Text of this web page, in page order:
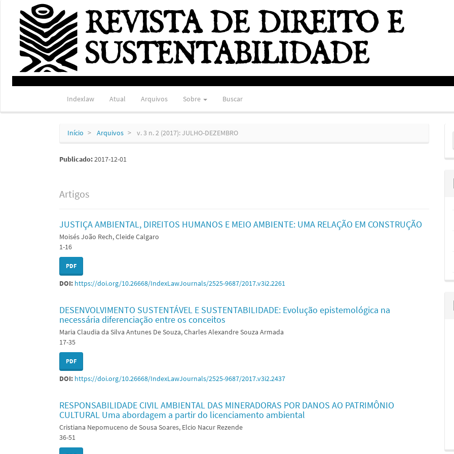
Navegação
Principal
Conteúdo
principal
Barra
Lateral
Indexlaw Atual Arquivos Sobre Buscar
Início Arquivos v. 3 n. 2 (2017): JULHO-DEZEMBRO
Publicado:2017-12-01
Artigos
JUSTIÇA AMBIENTAL, DIREITOS HUMANOS E MEIO AMBIENTE: UMA RELAÇÃO EM CONSTRUÇÃO
Moisés João Rech, Cleide Calgaro
1-16
PDF
DOI: https://doi.org/10.26668/IndexLawJournals/2525-9687/2017.v3i2.2261
DESENVOLVIMENTO SUSTENTÁVEL E SUSTENTABILIDADE: Evolução epistemológica na
necessária diferenciação entre os conceitos
Maria Claudia da Silva Antunes De Souza, Charles Alexandre Souza Armada
17-35
PDF
DOI: https://doi.org/10.26668/IndexLawJournals/2525-9687/2017.v3i2.2437
RESPONSABILIDADE CIVIL AMBIENTAL DAS MINERADORAS POR DANOS AO PATRIMÔNIO
CULTURAL Uma abordagem a partir do licenciamento ambiental
Cristiana Nepomuceno de Sousa Soares, Elcio Nacur Rezende
36-51